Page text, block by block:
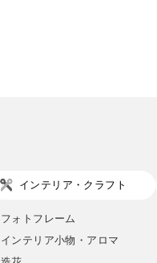
インテリア・クラフト
フォトフレーム
インテリア小物・アロマ